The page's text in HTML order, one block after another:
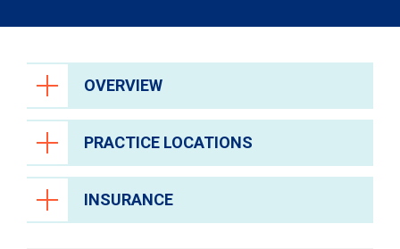
OVERVIEW
PRACTICE LOCATIONS
INSURANCE